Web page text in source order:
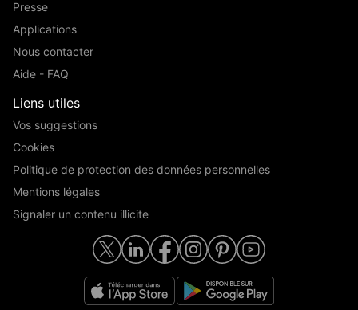
Presse
Applications
Nous contacter
Aide - FAQ
Liens utiles
Vos suggestions
Cookies
Politique de protection des données personnelles
Mentions légales
Signaler un contenu illicite